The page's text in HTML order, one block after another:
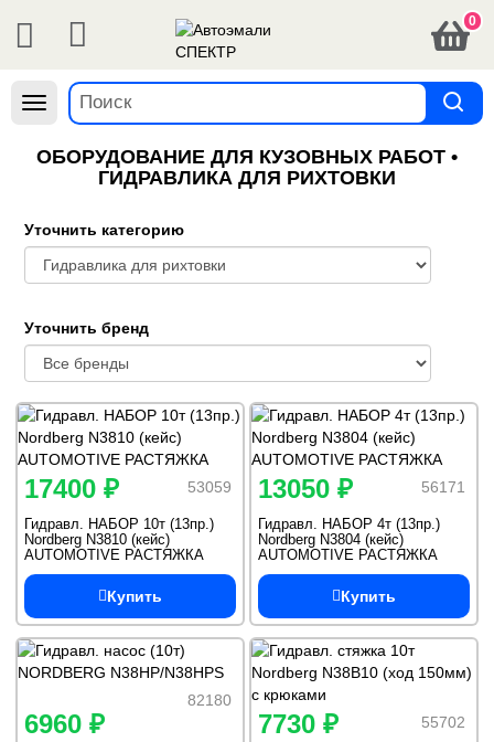
0
Навигация
ОБОРУДОВАНИЕ ДЛЯ КУЗОВНЫХ РАБОТ •
ГИДРАВЛИКА ДЛЯ РИХТОВКИ
Уточнить категорию
Уточнить бренд
53059
17400 ₽
Гидравл. НАБОР 10т (13пр.)
Nordberg N3810 (кейс)
AUTOMOTIVE РАСТЯЖКА
Купить
56171
13050 ₽
Гидравл. НАБОР 4т (13пр.)
Nordberg N3804 (кейс)
AUTOMOTIVE РАСТЯЖКА
Купить
82180
6960 ₽ 55702
7730 ₽